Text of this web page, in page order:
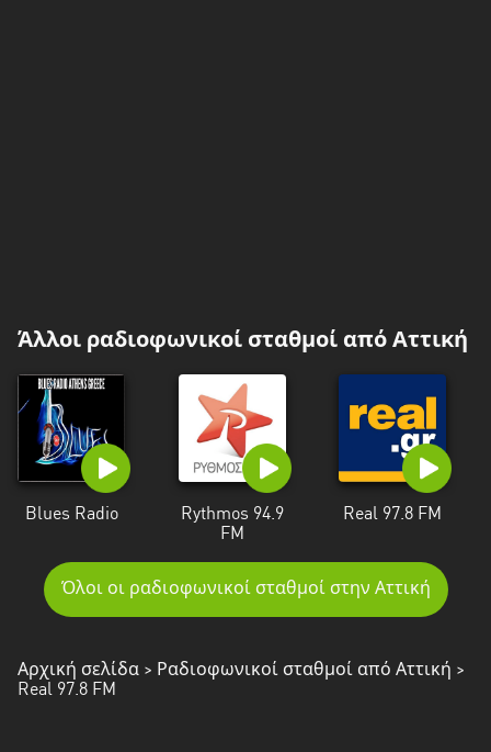
Άλλοι ραδιοφωνικοί σταθμοί από Αττική
Blues Radio
Rythmos 94.9
FM
Real 97.8 FM
Όλοι οι ραδιοφωνικοί σταθμοί στην Αττική
Αρχική σελίδα > Ραδιοφωνικοί σταθμοί από Αττική >
Real 97.8 FM